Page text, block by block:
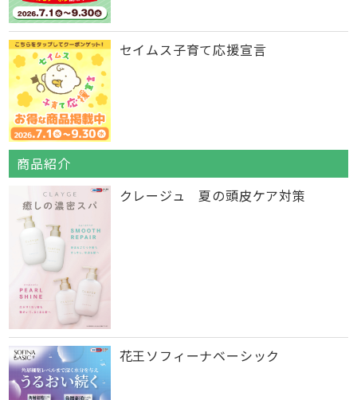
セイムス子育て応援宣言
商品紹介
クレージュ 夏の頭皮ケア対策
花王ソフィーナベーシック